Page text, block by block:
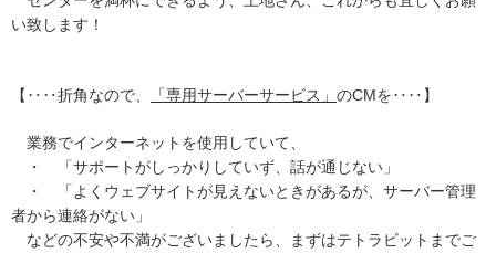
い致します！
【‥‥折角なので、 「専用サーバーサービス」 のCMを‥‥】
業務でインターネットを使用していて、
・ 「サポートがしっかりしていず、話が通じない」
・ 「よくウェブサイトが見えないときがあるが、サーバー管理
者から連絡がない」
などの不安や不満がございましたら、まずはテトラビットまでご